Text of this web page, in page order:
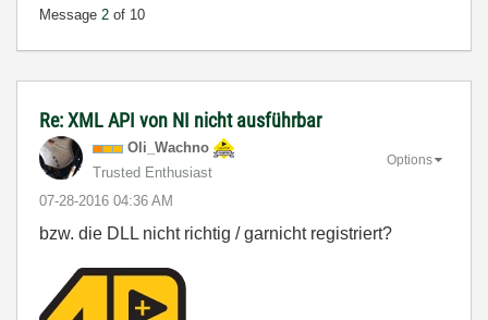
Message 2 of 10
Re: XML API von NI nicht ausführbar
Oli_Wachno
Trusted Enthusiast
‎07-28-2016 04:36 AM
Options
bzw. die DLL nicht richtig / garnicht registriert?